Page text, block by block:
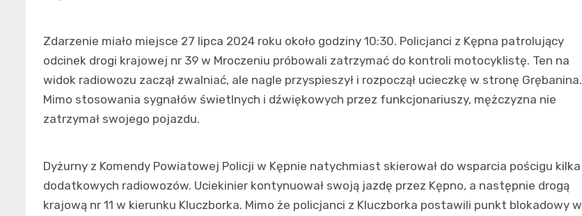
Zdarzenie miało miejsce 27 lipca 2024 roku około godziny 10:30. Policjanci z Kępna patrolujący
odcinek drogi krajowej nr 39 w Mroczeniu próbowali zatrzymać do kontroli motocyklistę. Ten na
widok radiowozu zaczął zwalniać, ale nagle przyspieszył i rozpoczął ucieczkę w stronę Grębanina.
Mimo stosowania sygnałów świetlnych i dźwiękowych przez funkcjonariuszy, mężczyzna nie
zatrzymał swojego pojazdu.
Dyżurny z Komendy Powiatowej Policji w Kępnie natychmiast skierował do wsparcia pościgu kilka
dodatkowych radiowozów. Uciekinier kontynuował swoją jazdę przez Kępno, a następnie drogą
krajową nr 11 w kierunku Kluczborka. Mimo że policjanci z Kluczborka postawili punkt blokadowy w